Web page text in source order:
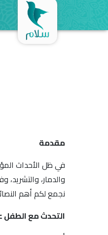
مقدمة
في ظل الأحداث
والدمار،
نجمع لكم أهم
التحدث مع الطفل